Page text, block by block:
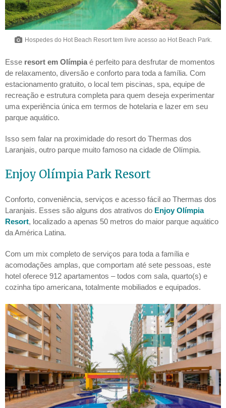
Hospedes do Hot Beach Resort tem livre acesso ao Hot Beach Park.
Esse resort em Olímpia é perfeito para desfrutar de momentos
de relaxamento, diversão e conforto para toda a família. Com
estacionamento gratuito, o local tem piscinas, spa, equipe de
recreação e estrutura completa para quem deseja experimentar
uma experiência única em termos de hotelaria e lazer em seu
parque aquático.
Isso sem falar na proximidade do resort do Thermas dos
Laranjais, outro parque muito famoso na cidade de Olímpia.
Enjoy Olímpia Park Resort
Conforto, conveniência, serviços e acesso fácil ao Thermas dos
Laranjais. Esses são alguns dos atrativos do Enjoy Olímpia
Resort, localizado a apenas 50 metros do maior parque aquático
da América Latina.
Com um mix completo de serviços para toda a família e
acomodações amplas, que comportam até sete pessoas, este
hotel oferece 912 apartamentos – todos com sala, quarto(s) e
cozinha tipo americana, totalmente mobiliados e equipados.